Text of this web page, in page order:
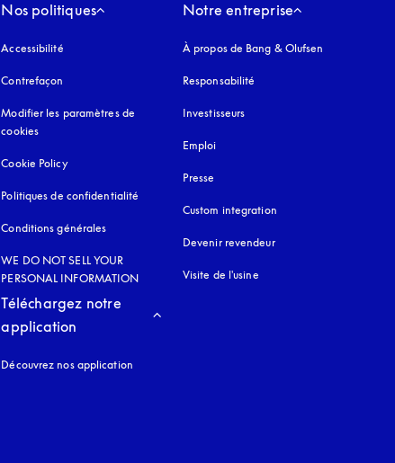
Nos politiques
Accessibilité s’ouvre dans un nouvel onglet
Contrefaçon s’ouvre dans un nouvel onglet
Modifier les paramètres de
cookies
Cookie Policys’ouvre dans un nouvel onglet
Politiques de confidentialité
Conditions générales
WE DO NOT SELL YOUR
PERSONAL INFORMATION
Notre entreprise
À propos de Bang & Olufsen
Responsabilité
Investisseurs
Emploi
Presse
Custom integration
Devenir revendeur
Visite de l'usine
Téléchargez notre
application
Découvrez nos application